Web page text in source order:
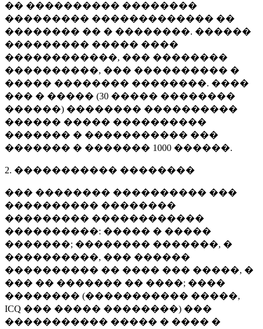
�� ���������� ��������
��������� ������������� ��
�������� �� � ��������. ������
��������� ����� ����
������������, ��� ��������
����������, ��� ���������� �
����� �������� ��������. ����
��� � ����� (30 ����� ��������
������) �������� ����������
������ ����� ����������
������� � ����������� ���
������� � ������� 1000 ������.
2. ����������� ��������
��� �������� ���������� ���
���������� ��������
��������� ������������
����������: ����� � �����
�������; �������� �������, �
����������, ��� ������
���������� �� ���� ��� �����, �
��� �� ������� �� ����; ����
�������� (����������� �����,
ICQ ��� ����� ��������) ���
����������� ����� � ���� �